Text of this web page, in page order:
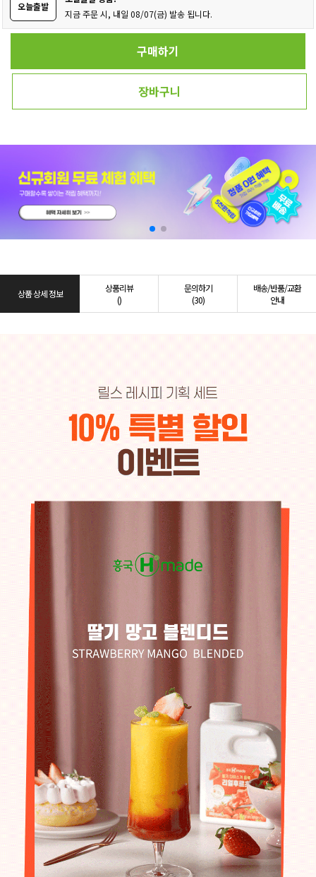
오늘출발
지금 주문 시, 내일 08/07(금) 발송 됩니다.
구매하기
장바구니
상품 상세 정보
상품리뷰
()
문의하기
(30)
배송/반품/교환
안내